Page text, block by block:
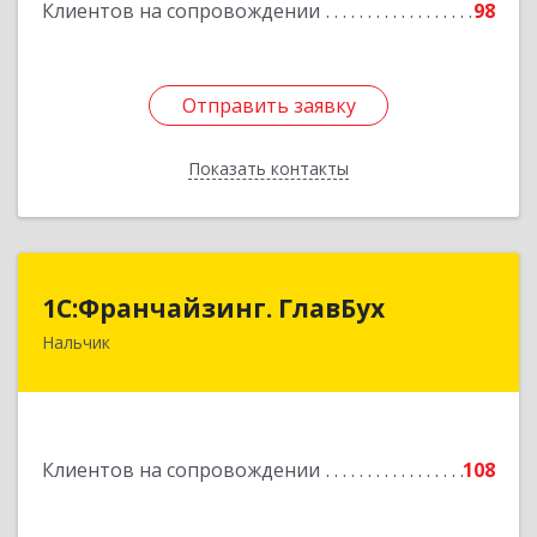
Клиентов на сопровождении 98
Отправить заявку
Показать контакты
Отправить заявку
Назад
1С:Франчайзинг. ГлавБух
Нальчик
Клиентов на сопровождении 108
1С:Франчайзинг. ГлавБух
360000, Кабардино-Балкарская Респ, Нальчик г,